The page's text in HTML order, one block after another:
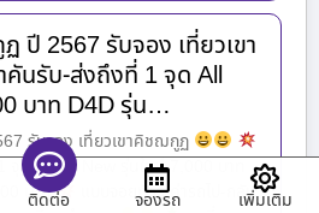
ปี 2567 รับจอง เที่ยวเขา
นรับ-ส่งถึงที่ 1 จุด All
บาท D4D รุ่น…
รับจอง เที่ยวเขาคิชฌกูฏ
จุด
All New รุ่นใหม่ 7,000 บาท
บาท
แบบจอยทัวร์ ค่ารถไป-กลับ
ติดต่อ จองรถ เพิ่มเติม